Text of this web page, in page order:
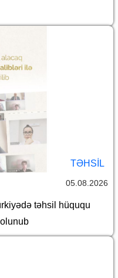
TƏHSIL
05.08.2026
təhsil hüququ